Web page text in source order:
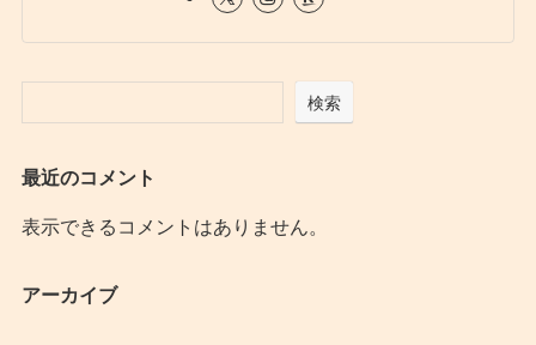
検索
最近のコメント
表示できるコメントはありません。
アーカイブ